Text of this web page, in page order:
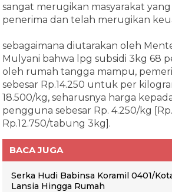
sangat merugikan masyarakat
penerima dan telah merugikan
sebagaimana diutarakan oleh
Mulyani bahwa lpg subsidi 3kg 68
oleh rumah tangga mampu,
sebesar Rp.14.250 untuk per
18.500/kg, seharusnya harga
pengguna sebesar Rp. 4.250/kg
Rp.12.750/tabung 3kg].
BACA JUGA
Serka Hudi Babinsa Koramil 0401/
Lansia Hingga Rumah